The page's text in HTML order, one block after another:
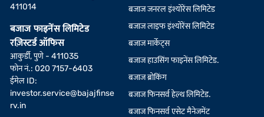
411014
बजाज फाइनेंस लिमिटेड
रज़िस्टर्ड ऑफिस
आकुर्डी, पुणे - 411035
फोन नं.: 020 7157-6403
ईमेल ID:
investor.service@bajajfinse
rv.in
बजाज जनरल इंश्योरेंस लिमिटेड
बजाज लाइफ इंश्योरेंस लिमिटेड
बजाज मार्केट्स
बजाज हाउसिंग फाइनेंस लिमिटेड.
बजाज ब्रोकिंग
बजाज फिनसर्व हेल्थ लिमिटेड.
बजाज फिनसर्व एसेट मैनेजमेंट